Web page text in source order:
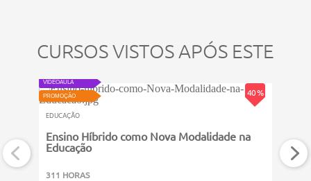
CURSOS VISTOS APÓS ESTE
40 %
VIDEOAULA
PROMOÇÃO
EDUCAÇÃO
Ensino Híbrido como Nova Modalidade na
Educação
311 HORAS
2011